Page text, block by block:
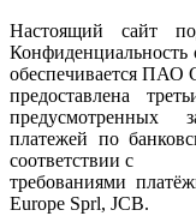
Настоящий сайт
обеспечивается ПАО
предоставлена
предусмотренных
платежей по
соответствии с
требованиями
Europe Sprl, JCB.